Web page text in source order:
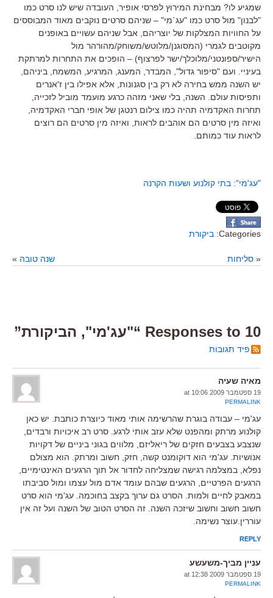
שמגיע לו? מבחינת המירוץ לפרסי אופיר, העובדה שיש לנו סרט כמו
"לבנון" מול סרט כמו "עג`מי" – שניהם סרטים נוקבים מאוד המבוססים
על החוויות המצלקות של יוצריהם, אבל שניהם עשויים באופנים
מקוטבים לגמרי (המסוגנן/מלוטש/משוחק/מהורהר מול
הישיר/ספונטני/מלוכלך/ישר לפרצוף) – הופכים את התחרות למרתקת
בעיניי. ועם "סיפור גדול", המבדר, המענג, המרגיע, המשמח, ביניהם,
יש השנה ממש בחירה לא רק בין סגנונות, אלא אפילו בין ז'אנרים
ותפיסות עולם. השנה, בלי שאני מזהה כרגע מועמד מוביל לזכייה,
תחרות האקדמיה תהיה כמו צילום רנטגן של אופי חברי האקדמיה,
ואיזה מין סרטים הם אוהבים לראות, ואיזה מין סרטים הם רוצים
לראות עוד כמותם.
"עג'מי": בתי קולנוע ושעות הקרנה
Categories: ביקורת
« סליחות שנה טובה »
10 Responses to “"עג'מי", הביקורת”
פיד תגובות
מאיה שעיה
19 ספטמבר 2009 at 10:06
PERMALINK
עג'מי – עבודה בוגרת שהרשימה אותי מאוד כיוצרת כותבת. יש כאן
קולנוע מרתק ומהפנט שלא עזב אותי לרגע. סרט רב איכויות ורבדים,
שנצבע בצבעים חזקים של ריאליזם, מלווים בגוני ביניים של דקויות
אנושיות. עג'מי הוא דוקומנט קשה, חזק, חשוב ומרתק. הוא מצולם
נפלא, במצלמה רגישה שמצליחה לחדור אל תוך הרגעים האינטימיים,
הרגעים הפרטיים, הרגעים שבהם עומד אדם מול עצמו ומול סביבתו
במאבק לחיים ולמות. הסרט גם ערוך בקצב בחוכמה. עג'מי הוא סרט
חשוב חשוב וחשוב שיזכה השנה. זה הסרט הטוב של השנה ועל זה אין
עוררין.עוצר נשימה.
REPLY
עניין מביך-משעשע
19 ספטמבר 2009 at 12:38
PERMALINK